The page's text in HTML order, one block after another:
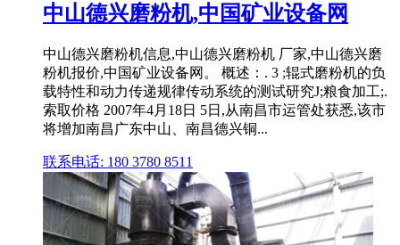
中山德兴磨粉机,中国矿业设备网
中山德兴磨粉机信息,中山德兴磨粉机 厂家,中山德兴磨
粉机报价,中国矿业设备网。 概述：. 3 ;辊式磨粉机的负
载特性和动力传递规律传动系统的测试研究J;粮食加工;.
索取价格 2007年4月18日 5日,从南昌市运管处获悉,该市
将增加南昌广东中山、南昌德兴铜...
联系电话: 180 3780 8511